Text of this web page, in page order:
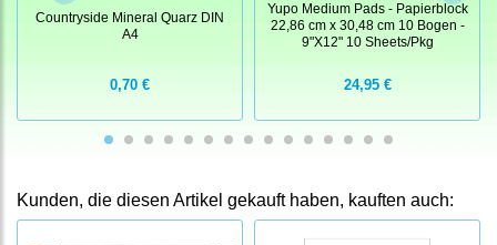
Countryside Mineral Quarz DIN
A4
0,70 €
Yupo Medium Pads - Papierblock
22,86 cm x 30,48 cm 10 Bogen -
9"X12" 10 Sheets/Pkg
24,95 €
Kunden, die diesen Artikel gekauft haben, kauften auch: